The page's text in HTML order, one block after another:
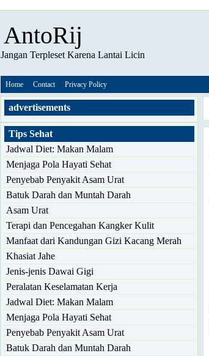
AntoRij
Jangan Terpleset Karena Lantai Licin
Home Contact Privacy Policy
advertisements
Tips Sehat
Jadwal Diet: Makan Malam
Menjaga Pola Hayati Sehat
Penyebab Penyakit Asam Urat
Batuk Darah dan Muntah Darah
Asam Urat
Terapi dan Pencegahan Kangker Kulit
Manfaat dari Kandungan Gizi Kacang Merah
Khasiat Jahe
Jenis-jenis Dawai Gigi
Peralatan Keselamatan Kerja
Jadwal Diet: Makan Malam
Menjaga Pola Hayati Sehat
Penyebab Penyakit Asam Urat
Batuk Darah dan Muntah Darah